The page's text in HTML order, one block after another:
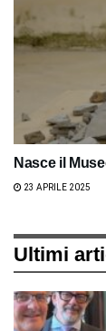
Nasce il
23 APRILE 2025
Ultimi